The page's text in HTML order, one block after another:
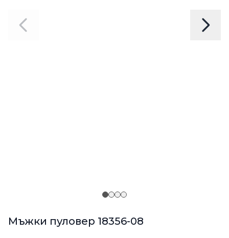
Мъжки пуловер 18356-08